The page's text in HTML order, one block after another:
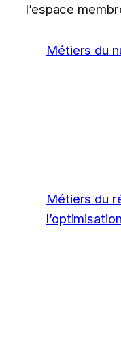
l’espace
Métiers du
Métiers du